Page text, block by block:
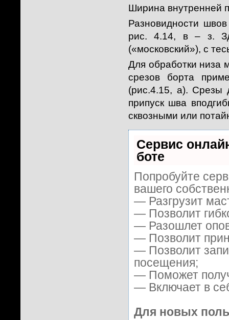
Ширина внутренней
Разновидности
рис. 4.14, в – з.
(«московский»), с
Для обработки низа
срезов борта
(рис.4.15, а). Срезы
припуск шва
сквозными или
Сервис
боте
Попробуйте
вашего
— Разгрузит
— Позволит
— Разошлет
— Позволит
— Позволит
посещения;
— Поможет
— Включает в
Для новых